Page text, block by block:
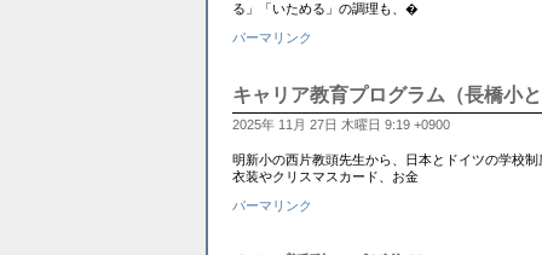
る」「いためる」の調理も、�
パーマリンク
キャリア教育プログラム（長橋小
2025年 11月 27日 木曜日 9:19 +0900
明新小の西片教頭先生から、日本とドイツの学校
衣装やクリスマスカード、お金
パーマリンク